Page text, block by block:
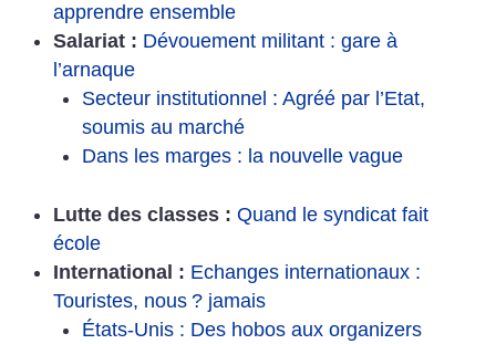
apprendre ensemble
Salariat : Dévouement militant : gare à
l’arnaque
Secteur institutionnel : Agréé par l’Etat,
soumis au marché
Dans les marges : la nouvelle vague
Lutte des classes : Quand le syndicat fait
école
International : Echanges internationaux :
Touristes, nous ? jamais
États-Unis : Des hobos aux organizers